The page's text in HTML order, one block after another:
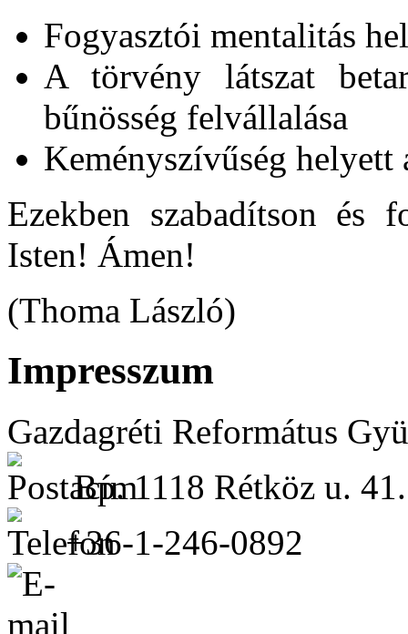
Fogyasztói mentalitás
A törvény látszat
bűnösség felvállalása
Keményszívűség helyett
Ezekben szabadítson és
Isten! Ámen!
(Thoma László)
Impresszum
Gazdagréti Református
Bp. 1118 Rétköz u. 41.
+36-1-246-0892